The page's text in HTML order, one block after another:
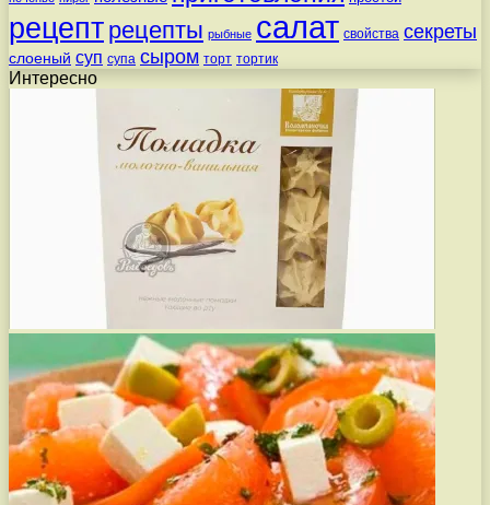
рецепт рецепты рыбные салат свойства секреты
слоеный суп супа сыром торт тортик
Интересно